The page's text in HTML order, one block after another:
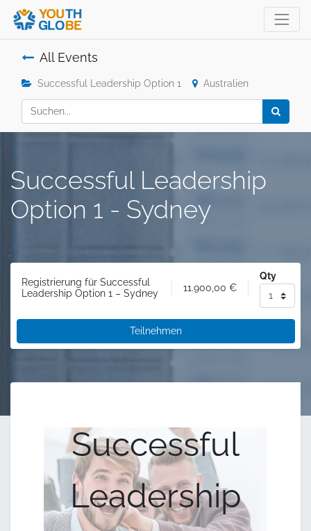
All Events
Successful Leadership Option 1 Australien
Successful Leadership
Option 1 - Sydney
Registrierung für Successful
Leadership Option 1 – Sydney
11.900,00 €
Qty
Teilnehmen
Successful
Leadership